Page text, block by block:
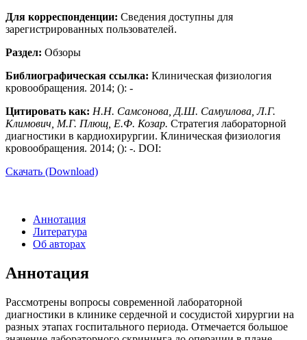
Для корреспонденции: Сведения доступны для
зарегистрированных пользователей.
Раздел: Обзоры
Библиографическая ссылка: Клиническая физиология
кровообращения. 2014; (): -
Цитировать как: Н.Н. Самсонова, Д.Ш. Самуилова, Л.Г.
Климович, М.Г. Плющ, Е.Ф. Козар. Стратегия лабораторной
диагностики в кардиохирургии. Клиническая физиология
кровообращения. 2014; (): -. DOI:
Скачать (Download)
Аннотация
Литература
Об авторах
Аннотация
Рассмотрены вопросы современной лабораторной
диагностики в клинике сердечной и сосудистой хирургии на
разных этапах госпитального периода. Отмечается большое